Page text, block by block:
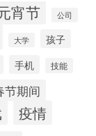
宵节 公司
大学 孩子
手机 技能
节期间
疫情